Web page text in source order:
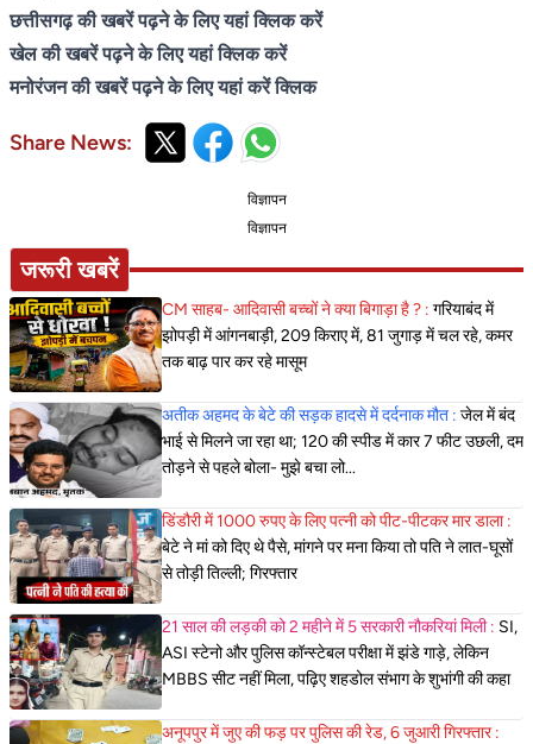
छत्तीसगढ़ की खबरें पढ़ने के लिए यहां क्लिक करें
खेल की खबरें पढ़ने के लिए यहां क्लिक करें
मनोरंजन की खबरें पढ़ने के लिए यहां करें क्लिक
Share News:
विज्ञापन
विज्ञापन
जरूरी खबरें
CM साहब- आदिवासी बच्चों ने क्या बिगाड़ा है ? : गरियाबंद में
झोपड़ी में आंगनबाड़ी, 209 किराए में, 81 जुगाड़ में चल रहे, कमर
तक बाढ़ पार कर रहे मासूम
अतीक अहमद के बेटे की सड़क हादसे में दर्दनाक मौत : जेल में बंद
भाई से मिलने जा रहा था; 120 की स्पीड में कार 7 फीट उछली, दम
तोड़ने से पहले बोला- मुझे बचा लो...
डिंडौरी में 1000 रुपए के लिए पत्नी को पीट-पीटकर मार डाला :
बेटे ने मां को दिए थे पैसे, मांगने पर मना किया तो पति ने लात-घूसों
से तोड़ी तिल्ली; गिरफ्तार
21 साल की लड़की को 2 महीने में 5 सरकारी नौकरियां मिली : SI,
ASI स्टेनो और पुलिस कॉन्स्टेबल परीक्षा में झंडे गाड़े, लेकिन
MBBS सीट नहीं मिला, पढ़िए शहडोल संभाग के शुभांगी की कहा
अनूपपुर में जुए की फड़ पर पुलिस की रेड, 6 जुआरी गिरफ्तार :